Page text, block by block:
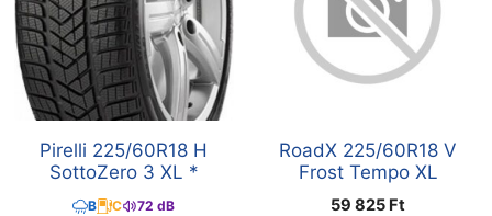
Pirelli 225/60R18 H
SottoZero 3 XL *
B C 72 dB
RoadX 225/60R18 V
Frost Tempo XL
59 825 Ft